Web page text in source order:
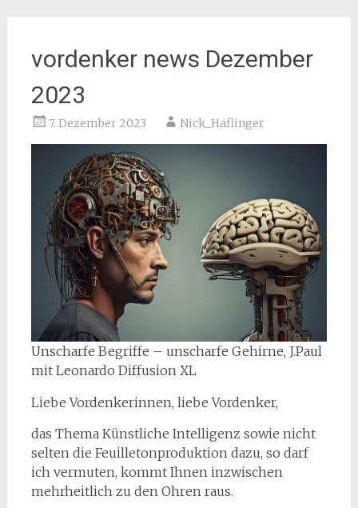
vordenker news Dezember
2023
7. Dezember 2023 Nick_Haflinger
Unscharfe Begriffe – unscharfe Gehirne, J.Paul
mit Leonardo Diffusion XL
Liebe Vordenkerinnen, liebe Vordenker,
das Thema Künstliche Intelligenz sowie nicht
selten die Feuilletonproduktion dazu, so darf
ich vermuten, kommt Ihnen inzwischen
mehrheitlich zu den Ohren raus.